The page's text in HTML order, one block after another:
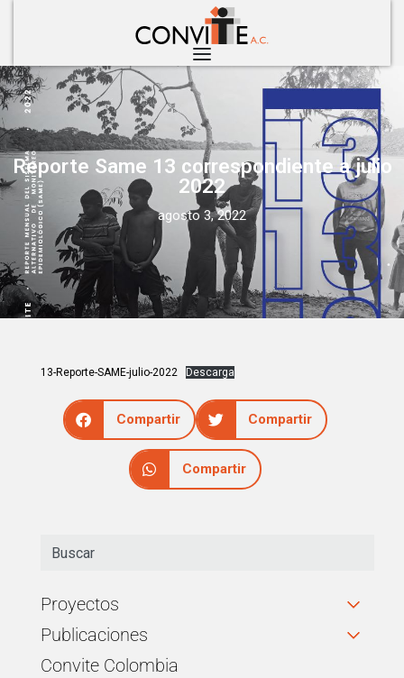
Reporte Same 13 correspondiente a julio
2022
agosto 3, 2022
13-Reporte-SAME-julio-2022 Descarga
Compartir Compartir
Compartir
Proyectos
Publicaciones
Convite Colombia